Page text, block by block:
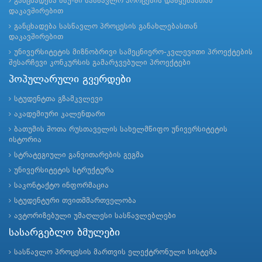
დაკავშირებით
განცხადება სასწავლო პროცესის განახლებასთან
დაკავშირებით
უნივერსიტეტის მიზნობრივი სამეცნიერო-კვლევითი პროექტების
შესარჩევი კონკურსის გამარჯვებული პროექტები
პოპულარული გვერდები
სტუდენტთა გზამკვლევი
აკადემიური კალენდარი
ბათუმის შოთა რუსთაველის სახელმწიფო უნივერსიტეტის
ისტორია
სტრატეგიული განვითარების გეგმა
უნივერსიტეტის სტრუქტურა
საკონტაქტო ინფორმაცია
სტუდენტური თვითმმართველობა
ავტორიზებული უმაღლესი სასწავლებლები
სასარგებლო ბმულები
სასწავლო პროცესის მართვის ელექტრონული სისტემა